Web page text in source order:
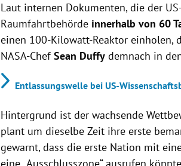
Ein Atomreaktor soll stabile
wurde bereits früher von Russland
Laut internen Dokumenten, die der
Raumfahrtbehörde innerhalb von 60
einen 100-Kilowatt-Reaktor einholen,
NASA-ChefSean Duffy demnach in
Entlassungswelle bei US-
Hintergrund ist der wachsende
plant um dieselbe Zeit ihre erste
gewarnt, dass die erste Nation mit